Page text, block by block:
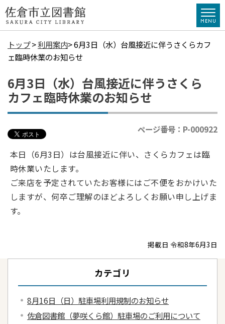
トップ>利用案内> 6月3日（水）台風接近に伴うさくらカフ
ェ臨時休業のお知らせ
6月3日（水）台風接近に伴うさくら
カフェ臨時休業のお知らせ
ページ番号：P-000922
本日（6月3日）は台風接近に伴い、さくらカフェは臨
時休業いたします。
ご来店を予定されていたお客様にはご不便をおかけいた
しますが、何卒ご理解のほどよろしくお願い申し上げま
す。
掲載日 令和8年6月3日
カテゴリ
8月16日（日）駐車場利用規制のお知らせ
佐倉図書館（夢咲くら館）駐車場のご利用について